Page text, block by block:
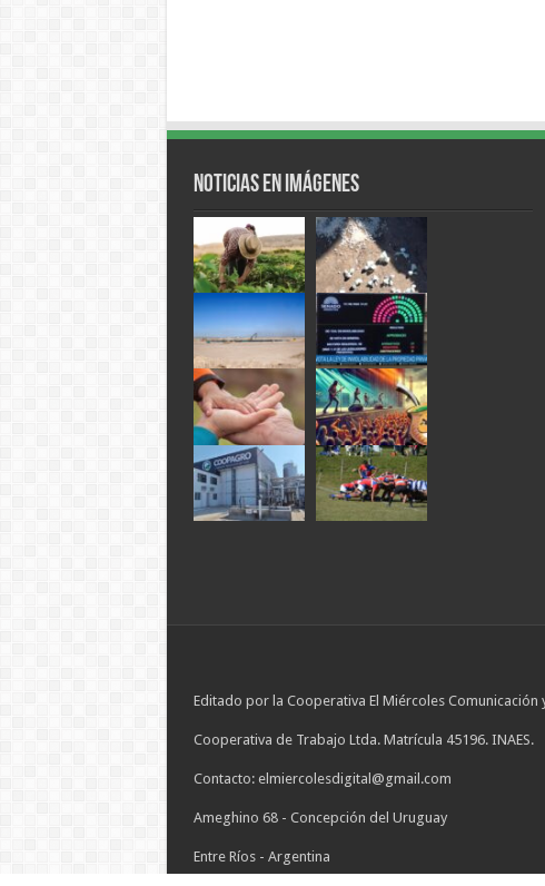
Noticias en Imágenes
Editado por la Cooperativa El Miércoles Comunicación
Cooperativa de Trabajo Ltda. Matrícula 45196. INAES.
Contacto: elmiercolesdigital@gmail.com
Ameghino 68 - Concepción del Uruguay
Entre Ríos - Argentina